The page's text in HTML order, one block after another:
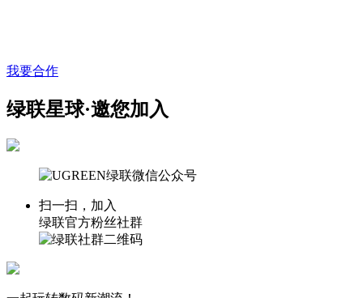
我要合作
绿联星球·邀您加入
扫一扫，加入
绿联官方粉丝社群